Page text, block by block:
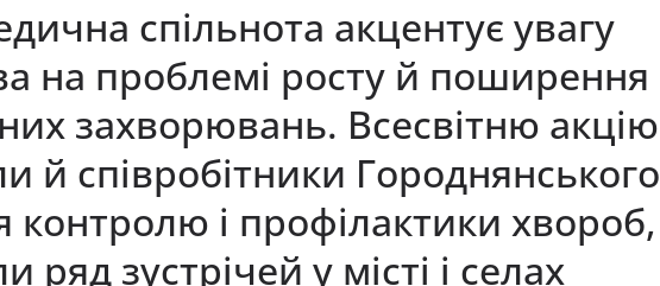
спільнота акцентує увагу
на проблемі росту й поширення
захворювань. Всесвітню акцію
й співробітники Городнянського
контролю і профілактики хвороб,
ряд зустрічей у місті і селах